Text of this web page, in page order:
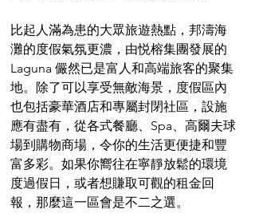
比起人滿為患的大眾旅遊熱點，邦濤海
灘的度假氣氛更濃，由悦榕集團發展的
Laguna 儼然已是富人和高端旅客的聚集
地。除了可以享受無敵海景，度假區內
也包括豪華酒店和專屬封閉社區，設施
應有盡有，從各式餐廳、Spa、高爾夫球
場到購物商場，令你的生活更便捷和豐
富多彩。如果你嚮往在寧靜放鬆的環境
度過假日，或者想賺取可觀的租金回
報，那麼這一區會是不二之選。